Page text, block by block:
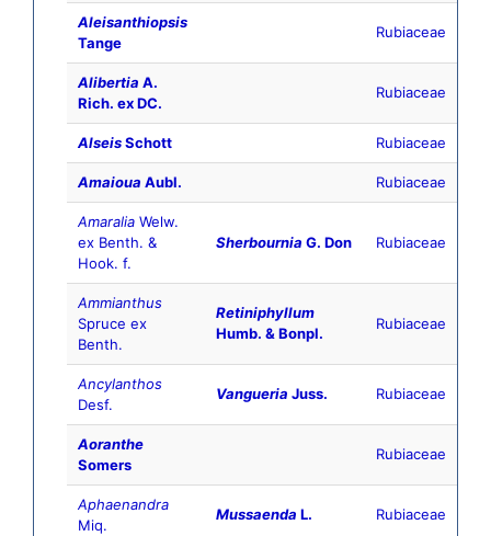
Aleisanthiopsis
Tange
Rubiaceae
Alibertia A.
Rich. ex DC.
Rubiaceae
AlseisSchott Rubiaceae
Amaioua Aubl. Rubiaceae
Amaralia Welw.
ex Benth. &
Hook. f.
Sherbournia G. Don Rubiaceae
Ammianthus
Spruce ex
Benth.
Retiniphyllum
Humb. & Bonpl.
Rubiaceae
Ancylanthos
Desf.
Vangueria Juss. Rubiaceae
Aoranthe
Somers
Rubiaceae
Aphaenandra
Miq.
Mussaenda L. Rubiaceae